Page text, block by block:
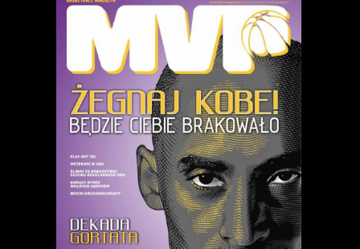
INNYCH
POKRYW W
CODZIENNEJ
MEDIALNEJ.